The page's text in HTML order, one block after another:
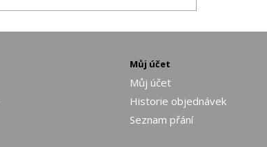
Můj účet
Můj účet
Historie objednávek
Seznam přání